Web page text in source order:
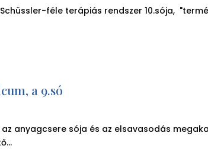
féle terápiás rendszer 10.sója,
a 9.só
anyagcsere sója és az elsavasodás